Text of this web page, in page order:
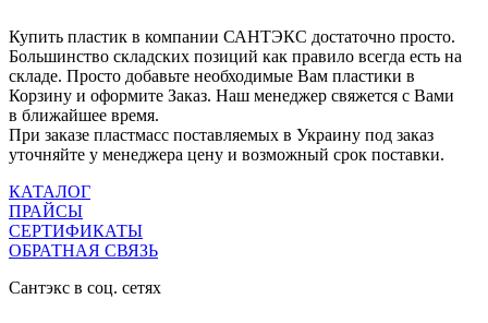
Купить пластик в компании САНТЭКС достаточно просто.
Большинство складских позиций как правило всегда есть на
складе. Просто добавьте необходимые Вам пластики в
Корзину и оформите Заказ. Наш менеджер свяжется с Вами
в ближайшее время.
При заказе пластмасс поставляемых в Украину под заказ
уточняйте у менеджера цену и возможный срок поставки.
КАТАЛОГ
ПРАЙСЫ
СЕРТИФИКАТЫ
ОБРАТНАЯ СВЯЗЬ
Сантэкс в соц. сетях